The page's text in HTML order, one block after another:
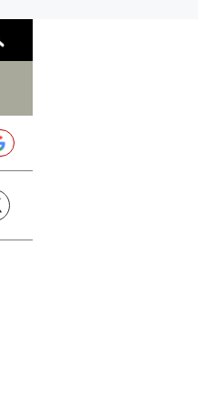
de